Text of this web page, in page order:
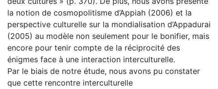
la notion de cosmopolitisme d’Appiah (2006) et la
perspective culturelle sur la mondialisation d’Appadurai
(2005) au modèle non seulement pour le bonifier, mais
encore pour tenir compte de la réciprocité des
énigmes face à une interaction interculturelle.
Par le biais de notre étude, nous avons pu constater
que cette rencontre interculturelle